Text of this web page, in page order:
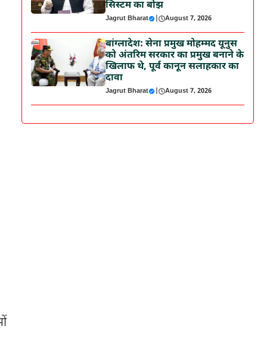
सिस्टम का बोझ
Jagrut Bharat | August 7, 2026
बांग्लादेश: सेना प्रमुख मोहम्मद यूनुस
को अंतरिम सरकार का प्रमुख बनाने के
खिलाफ थे, पूर्व कानून सलाहकार का
दावा
Jagrut Bharat | August 7, 2026